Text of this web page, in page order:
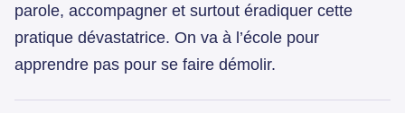
parole, accompagner et surtout éradiquer cette
pratique dévastatrice. On va à l’école pour
apprendre pas pour se faire démolir.